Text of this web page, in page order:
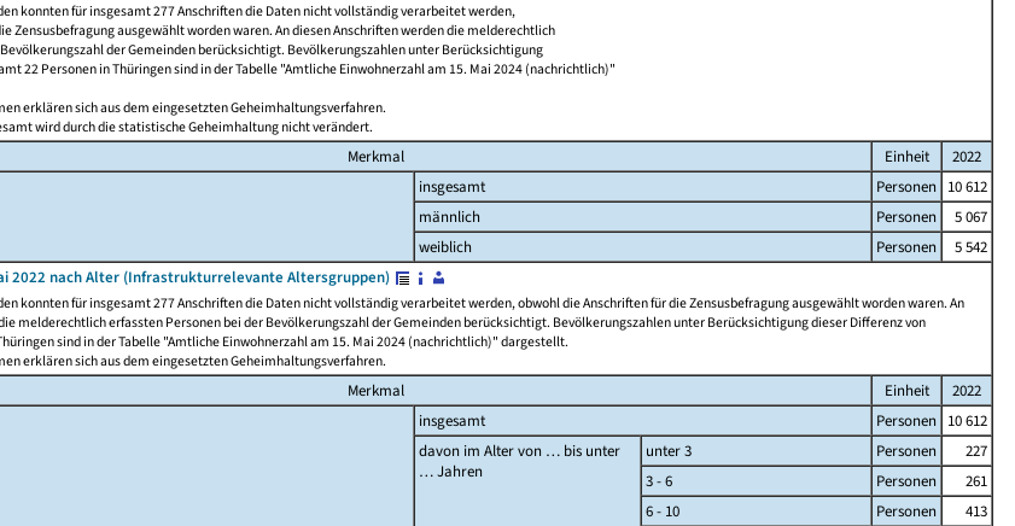
konnten für insgesamt 277 Anschriften die Daten nicht vollständig verarbeitet werden,
Zensusbefragung ausgewählt worden waren. An diesen Anschriften werden die melderechtlich
der Gemeinden berücksichtigt. Bevölkerungszahlen unter Berücksichtigung
22 Personen in Thüringen sind in der Tabelle "Amtliche Einwohnerzahl am 15. Mai 2024 (nachrichtlich)"
erklären sich aus dem eingesetzten Geheimhaltungsverfahren.
wird durch die statistische Geheimhaltung nicht verändert.
Merkmal Einheit
2022
insgesamt Personen 10 612
männlich
Personen
5 067
weiblich
Personen
5 542
2022 nach Alter (Infrastrukturrelevante Altersgruppen)
konnten für insgesamt 277 Anschriften die Daten nicht vollständig verarbeitet werden, obwohl die Anschriften für die Zensusbefragung ausgewählt worden waren. An
melderechtlich erfassten Personen bei der Bevölkerungszahl der Gemeinden berücksichtigt. Bevölkerungszahlen unter Berücksichtigung dieser Differenz von
sind in der Tabelle "Amtliche Einwohnerzahl am 15. Mai 2024 (nachrichtlich)" dargestellt.
erklären sich aus dem eingesetzten Geheimhaltungsverfahren.
Merkmal Einheit
2022
insgesamt Personen 10 612
davon im Alter von … bis unter
… Jahren
unter 3 Personen
227
3 - 6
Personen
261
6 - 10
Personen
413